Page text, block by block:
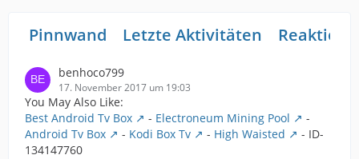
Pinnwand Letzte Aktivitäten
benhoco799
17. November 2017 um 19:03
You May Also Like:
Best Android Tv Box
- Electroneum Mining Pool
-
Android Tv Box
- Kodi Box Tv - High Waisted
- ID-
134147760